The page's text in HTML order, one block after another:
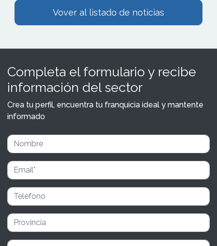
Vover al listado de noticias
Completa el formulario y recibe
información del sector
Crea tu perfil, encuentra tu franquicia ideal y mantente
informado